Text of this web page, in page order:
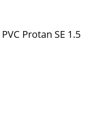
Protan SE 1.5